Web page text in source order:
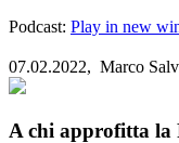
Podcast: Play in new
07.02.2022, Marco
A chi approfitta la